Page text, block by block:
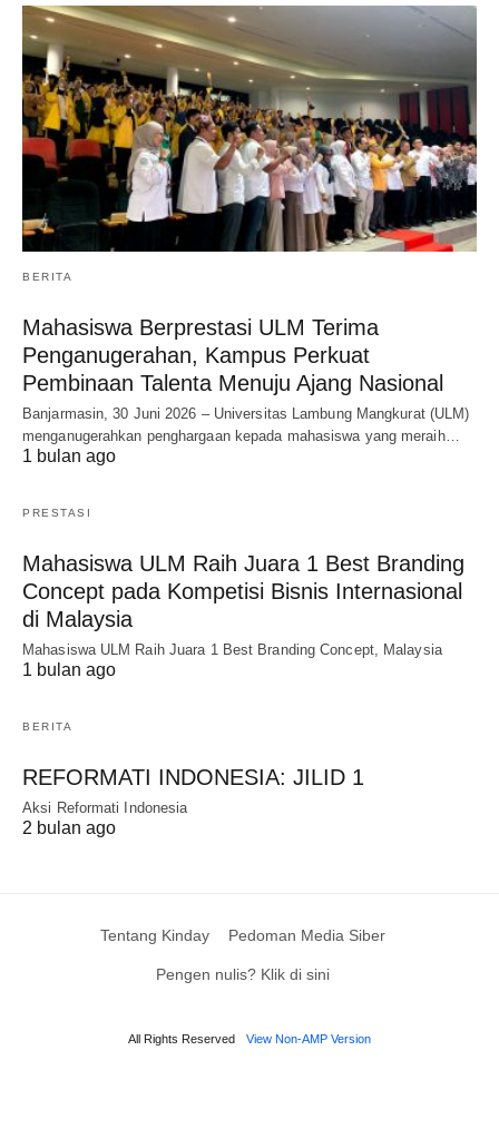
BERITA
Mahasiswa Berprestasi ULM Terima
Penganugerahan, Kampus Perkuat
Pembinaan Talenta Menuju Ajang Nasional
Banjarmasin, 30 Juni 2026 – Universitas Lambung Mangkurat (ULM)
menganugerahkan penghargaan kepada mahasiswa yang meraih…
1 bulan ago
PRESTASI
Mahasiswa ULM Raih Juara 1 Best Branding
Concept pada Kompetisi Bisnis Internasional
di Malaysia
Mahasiswa ULM Raih Juara 1 Best Branding Concept, Malaysia
1 bulan ago
BERITA
REFORMATI INDONESIA: JILID 1
Aksi Reformati Indonesia
2 bulan ago
Tentang Kinday Pedoman Media Siber
Pengen nulis? Klik di sini
All Rights Reserved View Non-AMP Version